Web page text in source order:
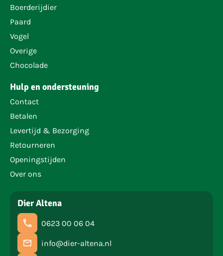
Boerderijdier
Paard
Vogel
Overige
Chocolade
Hulp en ondersteuning
Contact
Betalen
Levertijd & Bezorging
Retourneren
Openingstijden
Over ons
Dier Altena
0623 00 06 04
info@dier-altena.nl